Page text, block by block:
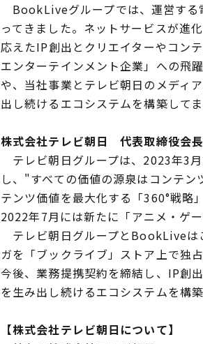
BookLiveグループでは、運営する
ってきました。ネットサービスが進
応えたIP創出とクリエイターやコン
エンターテインメント企業」への飛
や、当社事業とテレビ朝日のメディ
出し続けるエコシステムを構築してま
株式会社テレビ朝日 代表取締役会
テレビ朝日グループは、2023年3
し、"すべての価値の源泉はコンテ
テンツ価値を最大化する「360°戦略
2022年7月には新たに「アニメ・ゲ
テレビ朝日グループとBookLiveは
ガを「ブックライブ」ストア上で独
今後、業務提携契約を締結し、IP創
を生み出し続けるエコシステムを構築
【株式会社テレビ朝日について】